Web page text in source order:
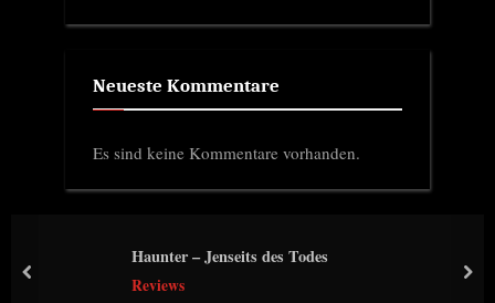
Neueste Kommentare
Es sind keine Kommentare vorhanden.
Haunter – Jenseits des Todes
Reviews
prev